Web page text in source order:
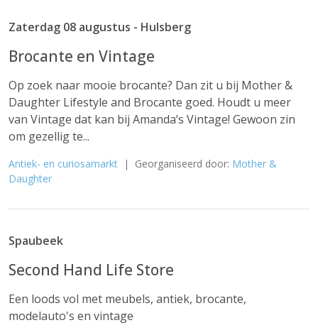
Zaterdag 08 augustus - Hulsberg
Brocante en Vintage
Op zoek naar mooie brocante? Dan zit u bij Mother &
Daughter Lifestyle and Brocante goed. Houdt u meer
van Vintage dat kan bij Amanda’s Vintage! Gewoon zin
om gezellig te...
Antiek- en curiosamarkt | Georganiseerd door: Mother &
Daughter
Spaubeek
Second Hand Life Store
Een loods vol met meubels, antiek, brocante,
modelauto's en vintage